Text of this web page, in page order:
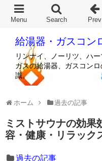
給湯器・ガスコン
リンナイ、ノーリツ、ハ
ガスの給湯器、ガスコン
識。
ホーム 過去の記事
ミストサウナの効果
容・健康・リラック
過去の記事